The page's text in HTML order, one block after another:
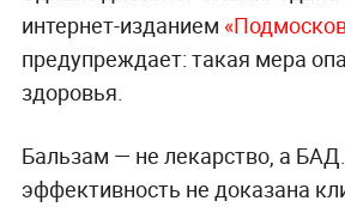
интернет-изданием
предупреждает: такая мера
здоровья.
Бальзам — не лекарство, а
эффективность не доказана